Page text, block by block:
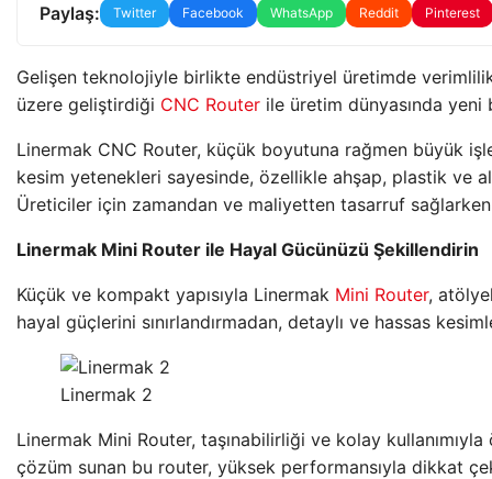
Paylaş: Twitter Facebook WhatsApp Reddit Pinterest
Gelişen teknolojiyle birlikte endüstriyel üretimde
üzere geliştirdiği CNC Router ile üretim dünyasında yeni
Linermak CNC Router, küçük boyutuna rağmen büyük
kesim yetenekleri sayesinde, özellikle ahşap, plastik ve
Üreticiler için zamandan ve maliyetten tasarruf
Linermak Mini Router ile Hayal Gücünüzü Şekillendirin
Küçük ve kompakt yapısıyla Linermak Mini Router,
hayal güçlerini sınırlandırmadan, detaylı ve hassas
Linermak 2
Linermak Mini Router, taşınabilirliği ve kolay
çözüm sunan bu router, yüksek performansıyla dikkat